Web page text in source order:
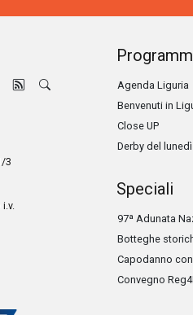
3
Agenda Liguria
Benvenuti in
Close UP
Derby del lunedì
Speciali
97ª Adunata
Botteghe
Capodanno
Convegno